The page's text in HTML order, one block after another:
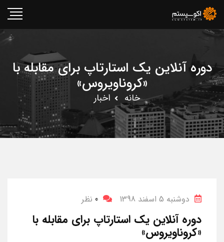
دوره آنلاین یک استارتاپ برای مقابله با
«کروناویروس»
خانه اخبار
دوشنبه 5 اسفند 1398 0 نظر
دوره آنلاین یک استارتاپ برای مقابله با
«کروناویروس»